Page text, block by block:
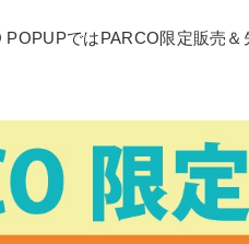
ではPARCO限定販売